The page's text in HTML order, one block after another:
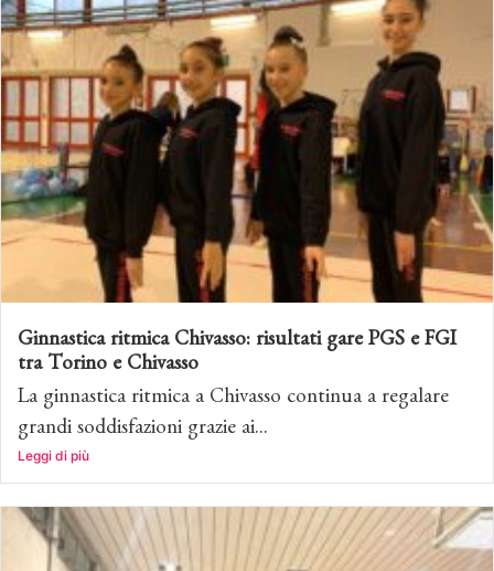
Ginnastica ritmica Chivasso: risultati gare PGS e FGI
tra Torino e Chivasso
La ginnastica ritmica a Chivasso continua a regalare
grandi soddisfazioni grazie ai...
Leggi di più